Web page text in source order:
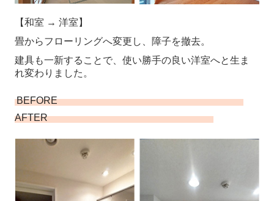
【和室 → 洋室】
畳からフローリングへ変更し、障子を撤去。
建具も一新することで、使い勝手の良い洋室へと生ま
れ変わりました。
BEFORE
AFTER